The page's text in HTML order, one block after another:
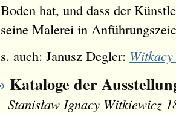
Boden hat, und dass der
seine Malerei in
s. auch: Janusz Degler:
Kataloge der
Stanisław Ignacy Witkiewicz